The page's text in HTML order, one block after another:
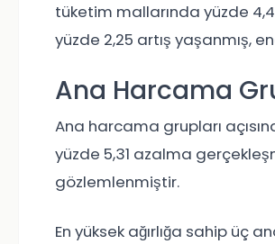
tüketim mallarında yüzde
yüzde 2,25 artış yaşanmış,
Ana Harcama
Ana harcama grupları
yüzde 5,31 azalma
gözlemlenmiştir.
En yüksek ağırlığa sahip üç